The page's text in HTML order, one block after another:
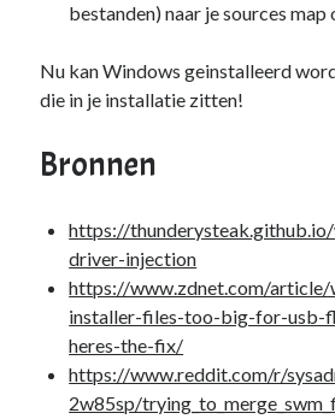
bestanden) naar je sources map
Nu kan Windows geinstalleerd
die in je installatie zitten!
Bronnen
https://
driver-injection
https://www.zdnet.com/article/
installer-files-too-big-for-usb-
heres-the-fix/
https://www.reddit.com/r/
2w85sp/